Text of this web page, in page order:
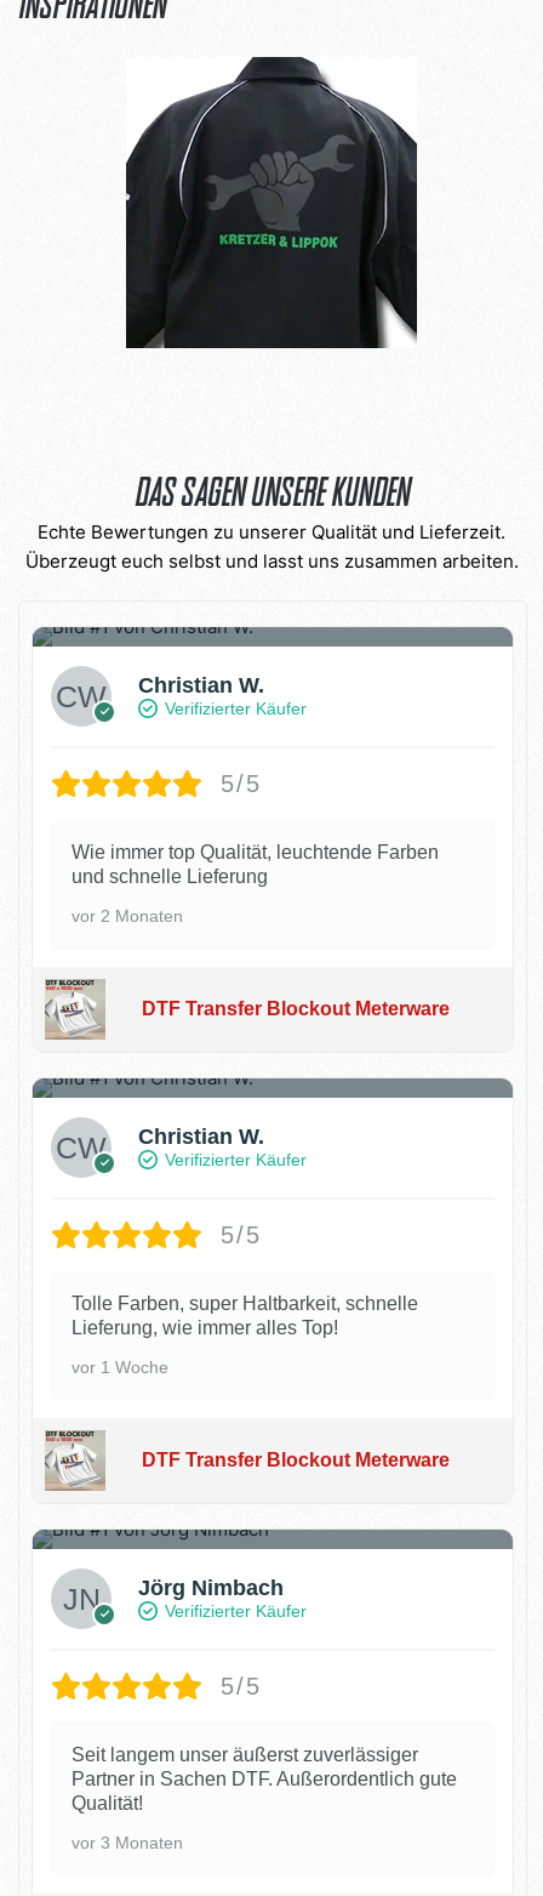
Das sagen unsere Kunden
Echte Bewertungen zu unserer Qualität und Lieferzeit.
Überzeugt euch selbst und lasst uns zusammen arbeiten.
Christian W.
Verifizierter Käufer
5/5
Wie immer top Qualität, leuchtende Farben
und schnelle Lieferung
vor 2 Monaten
DTF Transfer Blockout Meterware
Christian W.
Verifizierter Käufer
5/5
Tolle Farben, super Haltbarkeit, schnelle
Lieferung, wie immer alles Top!
vor 1 Woche
DTF Transfer Blockout Meterware
Jörg Nimbach
Verifizierter Käufer
5/5
Seit langem unser äußerst zuverlässiger
Partner in Sachen DTF. Außerordentlich gute
Qualität!
vor 3 Monaten